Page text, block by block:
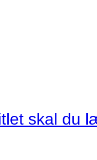
skal du